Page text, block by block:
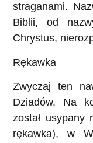
straganami.
Biblii, od
Chrystus,
Rękawka
Zwyczaj ten
Dziadów. Na
został
rękawka), w